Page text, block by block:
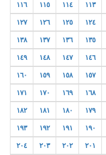
١١٣ ١١٤ ١١٥ ١١٦
١٢٤ ١٢٥ ١٢٦ ١٢٧
١٣٥ ١٣٦ ١٣٧ ١٣٨
١٤٦ ١٤٧ ١٤٨ ١٤٩
١٥٧ ١٥٨ ١٥٩ ١٦٠
١٦٨ ١٦٩ ١٧٠ ١٧١
١٧٩ ١٨٠ ١٨١ ١٨٢
١٩٠ ١٩١ ١٩٢ ١٩٣
٢٠١ ٢٠٢ ٢٠٣ ٢٠٤